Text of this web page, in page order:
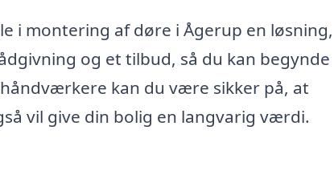
i montering af døre i Ågerup en løsning,
og et tilbud, så du kan begynde
kan du være sikker på, at
vil give din bolig en langvarig værdi.